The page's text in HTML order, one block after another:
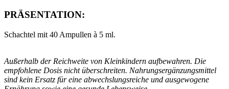
PRÄSENTATION:
Schachtel mit 40 Ampullen à 5 ml.
Außerhalb der Reichweite von Kleinkindern aufbewahren. Die
empfohlene Dosis nicht überschreiten. Nahrungsergänzungsmittel
sind kein Ersatz für eine abwechslungsreiche und ausgewogene